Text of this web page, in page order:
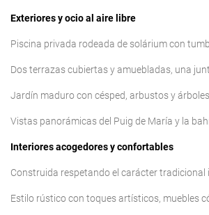
Exteriores y ocio al aire libre
Piscina privada rodeada de solárium con
Dos terrazas cubiertas y amuebladas, una
Jardín maduro con césped, arbustos y
Vistas panorámicas del Puig de María y la
Interiores acogedores y confortables
Construida respetando el carácter tradicional
Estilo rústico con toques artísticos, muebles